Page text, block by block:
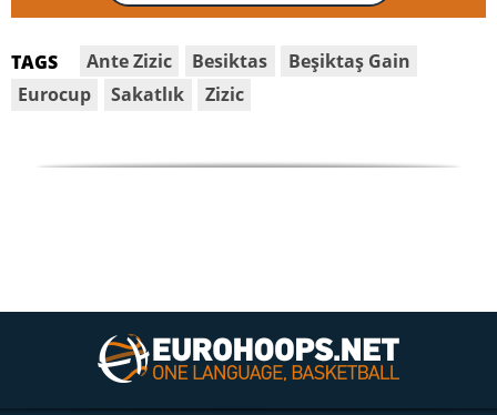
TAGS Ante Zizic Besiktas
Beşiktaş Gain
Eurocup
Sakatlık Zizic